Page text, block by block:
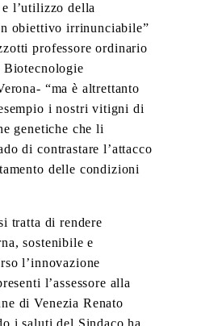
l’utilizzo della
obiettivo irrinunciabile”
professore ordinario
“ma è altrettanto
i nostri vitigni di
genetiche che li
di contrastare l’attacco
delle condizioni
tratta di rendere
sostenibile e
l’innovazione
l’assessore alla
di Venezia Renato
i saluti del Sindaco ha